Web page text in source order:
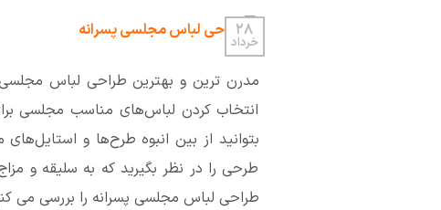
28
خرداد
مدرن ترین و بهترین طراحی لباس
انتخاب کردن لباس‌های مناسب مجلسی
بتوانید از بین انبوه طرح‌ها و
طرحی را در نظر بگیرید که به سلیقه و
طراحی لباس مجلسی پسرانه را بررسی می